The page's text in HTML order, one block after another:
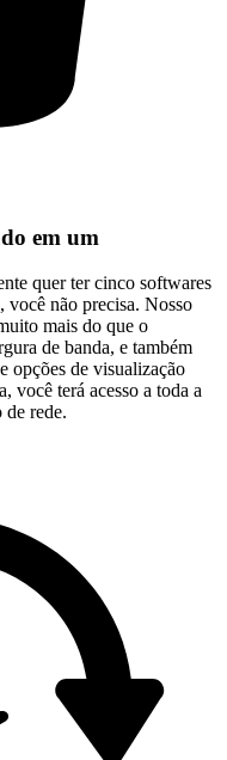
em um
quer ter cinco softwares
não precisa. Nosso
mais do que o
de banda, e também
opções de visualização
você terá acesso a toda a
de rede.